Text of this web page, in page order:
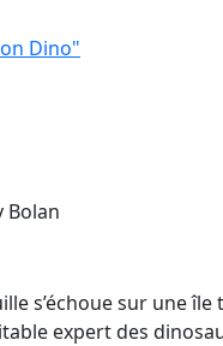
Dino"
Bolan
s’échoue sur une
expert des